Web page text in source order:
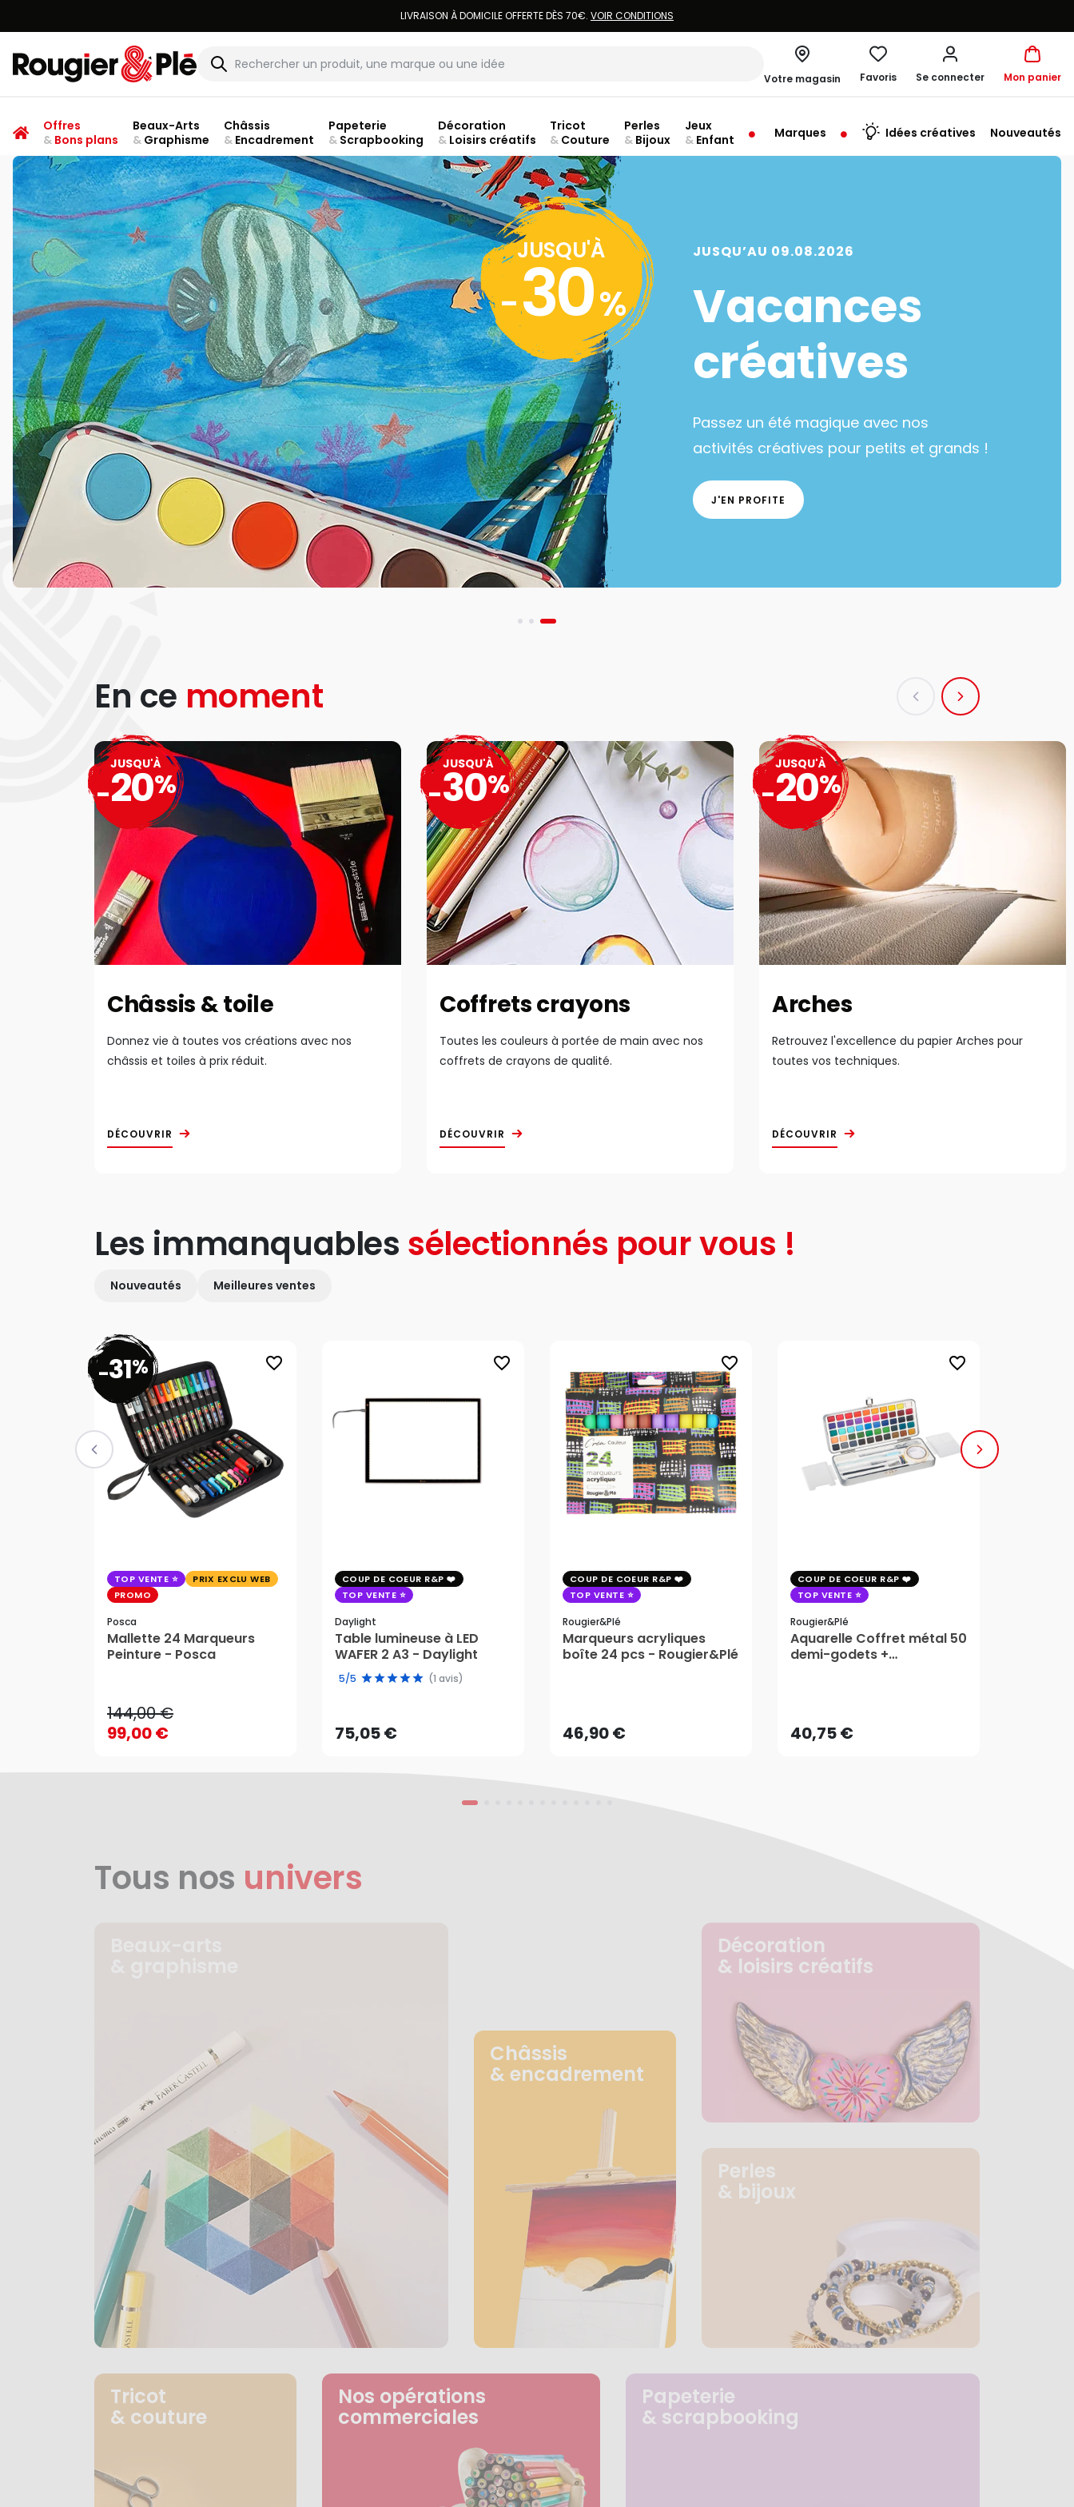
LIVRAISON À DOMICILE OFFERTE DÈS 70€. VOIR CONDITIONS
Rougier & Plé
Votre magasin Favoris Se connecter Mon panier
Offres
&Bons plans
Beaux-Arts
&Graphisme
Châssis
&Encadrement
Papeterie
&Scrapbooking
Décoration
&Loisirs créatifs
Tricot
& Couture
Perles
& Bijoux
Jeux
& Enfant Marques Idées créatives Nouveautés
JUSQU'À
-30%
JUSQU’AU 09.08.2026
Vacances
créatives
Passez un été magique avec nos
activités créatives pour petits et grands !
J'EN PROFITE
En ce moment
Châssis & toile
Donnez vie à toutes vos créations avec nos
châssis et toiles à prix réduit.
DÉCOUVRIR
JUSQU'À
-20%
Coffrets crayons
Toutes les couleurs à portée de main avec nos
coffrets de crayons de qualité.
DÉCOUVRIR
JUSQU'À
-30%
Arches
Retrouvez l'excellence du papier Arches pour
toutes vos techniques.
DÉCOUVRIR
JUSQU'À
-20%
Les immanquables sélectionnés pour vous !
Nouveautés Meilleures ventes
favorite_border
-31%
TOP VENTE
PRIX EXCLU WEB
PROMO
Posca
Mallette 24 Marqueurs
Peinture - Posca
144,00 €
99,00 €
144,00 €
AJOUTER AU PANIER
favorite_border
COUP DE COEUR R&P
TOP VENTE
Daylight
Table lumineuse à LED
WAFER 2 A3 - Daylight
5/5 (1 avis)
75,05 €
75,05 €
AJOUTER AU PANIER
favorite_border
COUP DE COEUR R&P
TOP VENTE
Rougier&plé
Marqueurs acryliques
boîte 24 pcs - Rougier&Plé
46,90 €AJOUTER AU PANIER
favorite_border
COUP DE COEUR R&P
TOP VENTE
Rougier&plé
Aquarelle Coffret métal 50
demi-godets +
40,75 €AJOUTER AU PANIER
Tous nos univers
Châssis
& encadrement
Décoration
& loisirs créatifs
Perles
& bijoux
Tricot
& couture
Nos opérations
commerciales
Papeterie
& scrapbooking